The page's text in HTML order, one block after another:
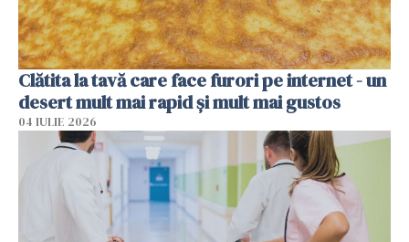
Clătita la tavă care face furori pe internet - un
desert mult mai rapid și mult mai gustos
04 IULIE 2026